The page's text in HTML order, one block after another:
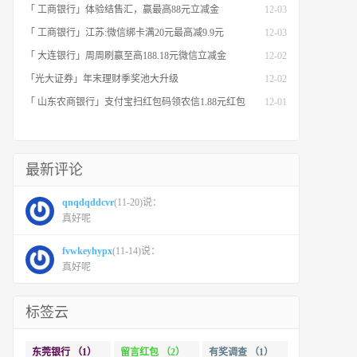
12-03
「 工商银行」体验结售汇，赢最高88元立减金
12-03
「 工商银行」江苏:微信绑卡满20元最高减9.9元
12-02
「 大连银行」周周刷赢至高188.18元微信立减金
12-02
「光大证券」年末理财季奖池大升级
12-01
「 山东农商银行」支付宝扫红包码领农信1.88元红包
最新评论
qnqdqddcvr(11-20)说：
真好呢
fvwkeyhypx(11-14)说：
真好呢
标签云
东莞银行 （1） 留言红包 （2） 有奖调查 （1）